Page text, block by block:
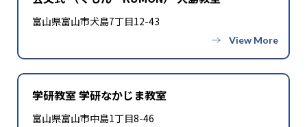
富山県富山市犬島7丁目12-43
学研教室 学研なかじま教室
富山県富山市中島1丁目8-46